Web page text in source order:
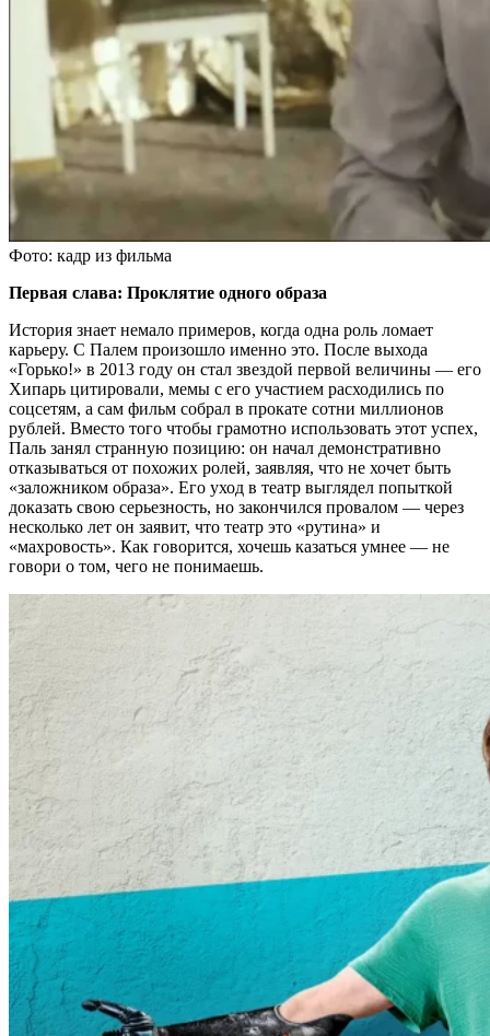
Фото: кадр из фильма
Первая слава: Проклятие одного образа
История знает немало примеров, когда одна роль ломает
карьеру. С Палем произошло именно это. После выхода
«Горько!» в 2013 году он стал звездой первой величины — его
Хипарь цитировали, мемы с его участием расходились по
соцсетям, а сам фильм собрал в прокате сотни миллионов
рублей. Вместо того чтобы грамотно использовать этот успех,
Паль занял странную позицию: он начал демонстративно
отказываться от похожих ролей, заявляя, что не хочет быть
«заложником образа». Его уход в театр выглядел попыткой
доказать свою серьезность, но закончился провалом — через
несколько лет он заявит, что театр это «рутина» и
«махровость». Как говорится, хочешь казаться умнее — не
говори о том, чего не понимаешь.